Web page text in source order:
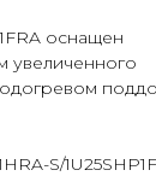
оснащен
увеличенного
S/